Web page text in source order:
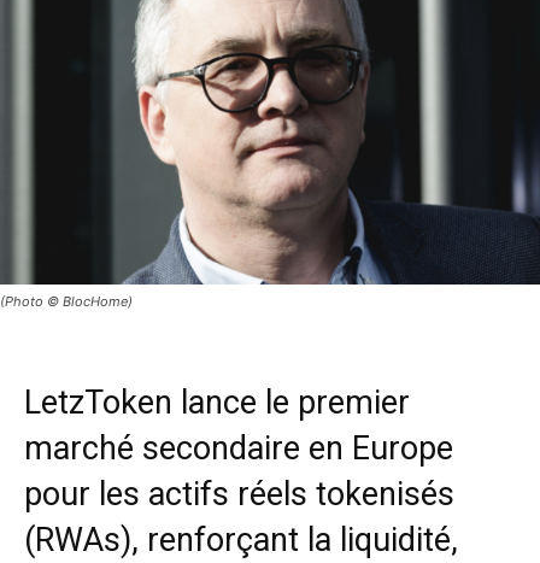
(Photo © BlocHome)
LetzToken lance le premier
marché secondaire en Europe
pour les actifs réels tokenisés
(RWAs), renforçant la liquidité,